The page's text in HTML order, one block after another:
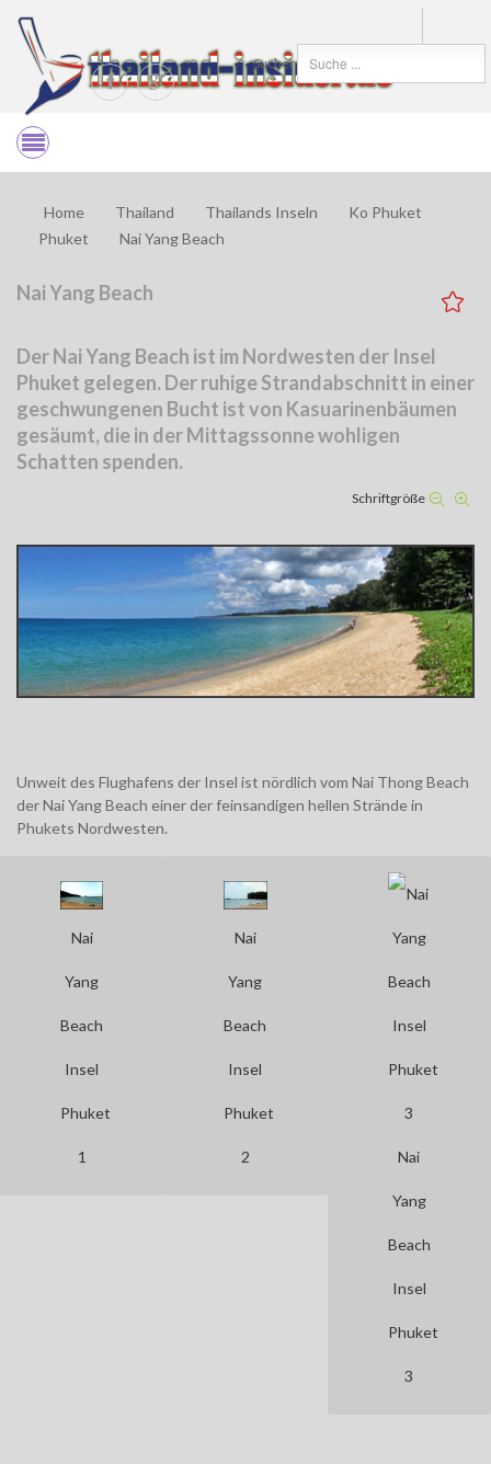
Suchen
Home Thailand Thailands Inseln
Ko Phuket
Phuket
Nai Yang Beach
Nai Yang Beach
Der Nai Yang Beach ist im Nordwesten der Insel
Phuket gelegen. Der ruhige Strandabschnitt in einer
geschwungenen Bucht ist von Kasuarinenbäumen
gesäumt, die in der Mittagssonne wohligen
Schatten spenden.
Schriftgröße
Unweit des Flughafens der Insel ist nördlich vom Nai Thong Beach
der Nai Yang Beach einer der feinsandigen hellen Strände in
Phukets Nordwesten.
Nai
Yang
Beach
Insel
Phuket
1
Nai
Yang
Beach
Insel
Phuket
2 Nai
Yang
Beach
Insel
Phuket
3